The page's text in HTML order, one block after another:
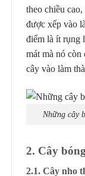
theo chiều
được xếp vào
điểm là ít rụng
mát mà nó còn
cây vào làm
Những cây
2. Cây
2.1. Cây nho